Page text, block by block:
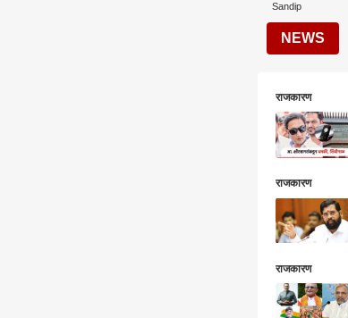
Sandip
NEWS
राजकारण
राजकारण
राजकारण